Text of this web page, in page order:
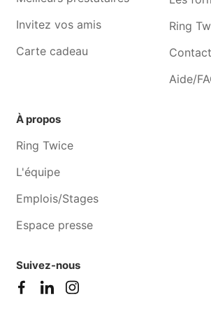
Invitez vos amis
Carte cadeau
Ring
Aide/
À propos
Ring Twice
L'équipe
Emplois/Stages
Espace presse
Suivez-nous